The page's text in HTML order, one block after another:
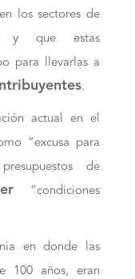
los sectores de
y que estas
para llevarlas a
.
actual en el
“excusa para
de
“condiciones
en donde las
100 años, eran